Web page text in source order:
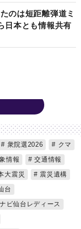
のは短距離弾道ミ
本とも情報共有
衆院選2026
クマ
情報
交通情報
大震災
震災遺構
台
ビ仙台レディース